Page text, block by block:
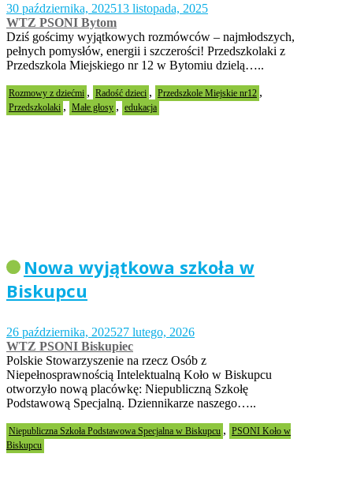
30 października, 202513 listopada, 2025
WTZ PSONI Bytom
Dziś gościmy wyjątkowych rozmówców – najmłodszych,
pełnych pomysłów, energii i szczerości! Przedszkolaki z
Przedszkola Miejskiego nr 12 w Bytomiu dzielą…..
Rozmowy z dziećmi , Radość dzieci , Przedszkole Miejskie nr12 ,
Przedszkolaki , Małe głosy , edukacja
Nowa wyjątkowa szkoła w
Biskupcu
26 października, 202527 lutego, 2026
WTZ PSONI Biskupiec
Polskie Stowarzyszenie na rzecz Osób z
Niepełnosprawnością Intelektualną Koło w Biskupcu
otworzyło nową placówkę: Niepubliczną Szkołę
Podstawową Specjalną. Dziennikarze naszego…..
Niepubliczna Szkoła Podstawowa Specjalna w Biskupcu , PSONI Koło w
Biskupcu